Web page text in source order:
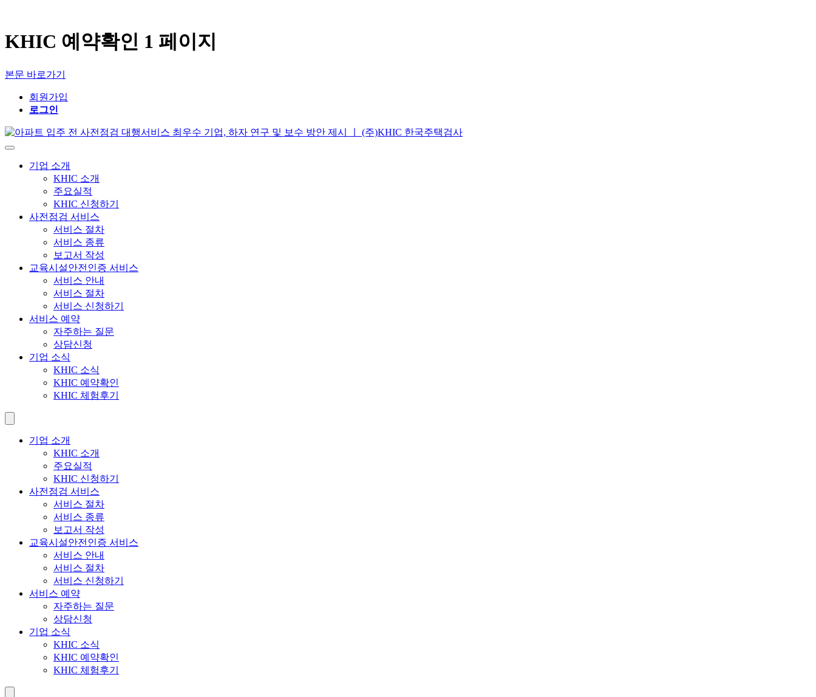
KHIC 예약확인 1 페이지
본문 바로가기
회원가입
로그인
기업 소개
KHIC 소개
주요실적
KHIC 신청하기
사전점검 서비스
서비스 절차
서비스 종류
보고서 작성
교육시설안전인증 서비스
서비스 안내
서비스 절차
서비스 신청하기
서비스 예약
자주하는 질문
상담신청
기업 소식
KHIC 소식
KHIC 예약확인
KHIC 체험후기
기업 소개
KHIC 소개
주요실적
KHIC 신청하기
사전점검 서비스
서비스 절차
서비스 종류
보고서 작성
교육시설안전인증 서비스
서비스 안내
서비스 절차
서비스 신청하기
서비스 예약
자주하는 질문
상담신청
기업 소식
KHIC 소식
KHIC 예약확인
KHIC 체험후기